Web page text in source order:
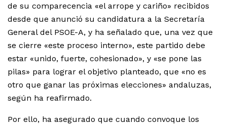
de su comparecencia «el arrope y cariño» recibidos
desde que anunció su candidatura a la Secretaría
General del PSOE-A, y ha señalado que, una vez que
se cierre «este proceso interno», este partido debe
estar «unido, fuerte, cohesionado», y «se pone las
pilas» para lograr el objetivo planteado, que «no es
otro que ganar las próximas elecciones» andaluzas,
según ha reafirmado.
Por ello, ha asegurado que cuando convoque los